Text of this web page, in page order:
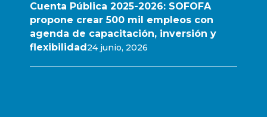
Cuenta Pública 2025-2026: SOFOFA
propone crear 500 mil empleos con
agenda de capacitación, inversión y
flexibilidad24 junio, 2026